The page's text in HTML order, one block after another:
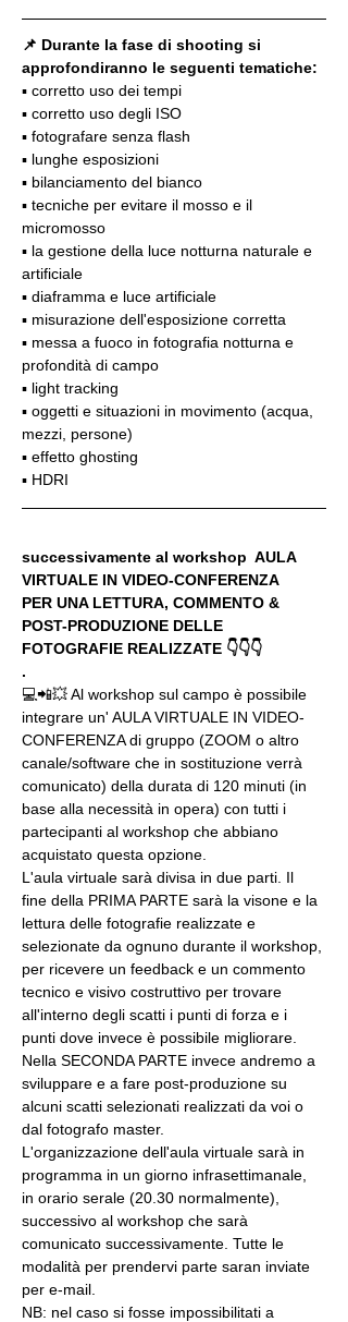
📌 Durante la fase di shooting si
approfondiranno le seguenti tematiche:
▪️ corretto uso dei tempi
▪️ corretto uso degli ISO
▪️ fotografare senza flash
▪️ lunghe esposizioni
▪️ bilanciamento del bianco
▪️ tecniche per evitare il mosso e il
micromosso
▪️ la gestione della luce notturna naturale e
artificiale
▪️ diaframma e luce artificiale
▪️ misurazione dell'esposizione corretta
▪️ messa a fuoco in fotografia notturna e
profondità di campo
▪️ light tracking
▪️ oggetti e situazioni in movimento (acqua,
mezzi, persone)
▪️ effetto ghosting
▪️ HDRI
successivamente al workshop  AULA
VIRTUALE IN VIDEO-CONFERENZA
PER UNA LETTURA, COMMENTO &
POST-PRODUZIONE DELLE
FOTOGRAFIE REALIZZATE 👇👇👇
.
💻📲💥 Al workshop sul campo è possibile
integrare un' AULA VIRTUALE IN VIDEO-
CONFERENZA di gruppo (ZOOM o altro
canale/software che in sostituzione verrà
comunicato) della durata di 120 minuti (in
base alla necessità in opera) con tutti i
partecipanti al workshop che abbiano
acquistato questa opzione.
L'aula virtuale sarà divisa in due parti. Il
fine della PRIMA PARTE sarà la visone e la
lettura delle fotografie realizzate e
selezionate da ognuno durante il workshop,
per ricevere un feedback e un commento
tecnico e visivo costruttivo per trovare
all'interno degli scatti i punti di forza e i
punti dove invece è possibile migliorare.
Nella SECONDA PARTE invece andremo a
sviluppare e a fare post-produzione su
alcuni scatti selezionati realizzati da voi o
dal fotografo master.
L'organizzazione dell'aula virtuale sarà in
programma in un giorno infrasettimanale,
in orario serale (20.30 normalmente),
successivo al workshop che sarà
comunicato successivamente. Tutte le
modalità per prendervi parte saran inviate
per e-mail.
NB: nel caso si fosse impossibilitati a